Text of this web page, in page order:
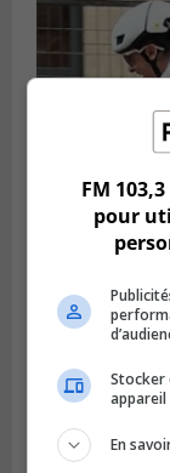
SAINT-LAMBERT
Publié le 5 août
De la
parcours
FM
pour
Stocker
appareil
En